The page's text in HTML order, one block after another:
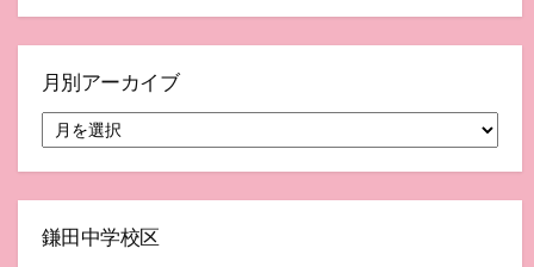
月別アーカイブ
別
ア
イ
鎌田中学校区